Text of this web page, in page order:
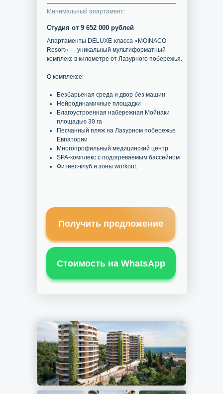
Апартаменты DELUXE-класса «MOINACO
Resort» — уникальный мультиформатный
комплекс в километре от Лазурного побережья.
О комплексе:
Безбарьеная среда и двор без машин
Нейродинамичные площадки
Благоустроенная набережная Мойнаки
площадью 30 га
Песчанный пляж на Лазурном побережье
Евпатории
Многопрофильный медицинский центр
SPA-комплекс с подогреваемым бассейном
Фитнес-клуб и зоны workout.
Получить предложение
Минимальный апартамент:
Студия от 9 652 000 рублей
Стоимость на WhatsApp